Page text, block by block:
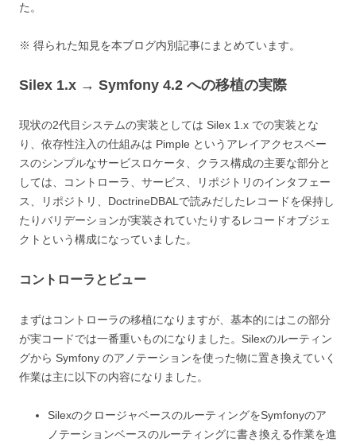
た。
※ 得られた知見を本ブログ内別記事にまとめています。
Silex 1.x → Symfony 4.2 への移植の実際
現状の2代目システムの実装としては Silex 1.x での実装とな
り、依存性注入の仕組みは Pimple というアレイアクセスベー
スのシンプルなサービスロケータ、クラス構成の主要な部分と
しては、コントローラ、サービス、リポジトリのインタフェー
ス、リポジトリ、DoctrineDBALで読みだしたレコードを保持し
たりバリデーションが実装されていたりするレコードオブジェ
クトという構成になっていました。
コントローラとビュー
まずはコントローラの移植になりますが、基本的にはこの部分
が実コードでは一番重いものになりました。Silexのルーティン
グから Symfony のアノテーションを使った物に置き換えていく
作業は主に以下の内容になりました。
SilexのクロージャベースのルーティングをSymfonyのア
ノテーションベースのルーティングに書き換える作業を進